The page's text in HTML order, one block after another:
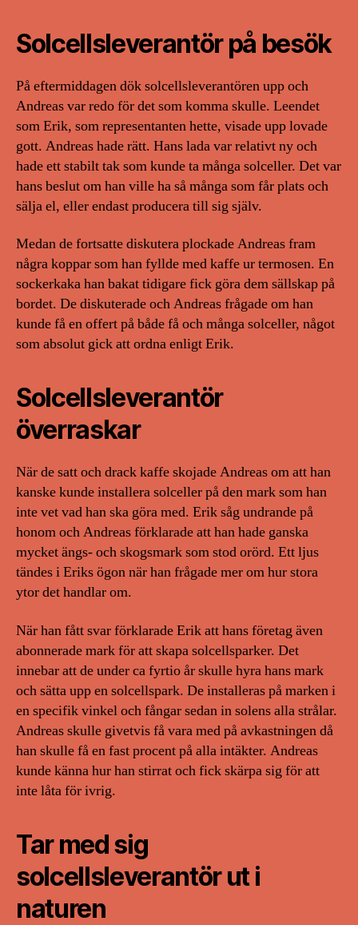
Solcellsleverantör på besök
På eftermiddagen dök solcellsleverantören upp och
Andreas var redo för det som komma skulle. Leendet
som Erik, som representanten hette, visade upp lovade
gott. Andreas hade rätt. Hans lada var relativt ny och
hade ett stabilt tak som kunde ta många solceller. Det var
hans beslut om han ville ha så många som får plats och
sälja el, eller endast producera till sig själv.
Medan de fortsatte diskutera plockade Andreas fram
några koppar som han fyllde med kaffe ur termosen. En
sockerkaka han bakat tidigare fick göra dem sällskap på
bordet. De diskuterade och Andreas frågade om han
kunde få en offert på både få och många solceller, något
som absolut gick att ordna enligt Erik.
Solcellsleverantör
överraskar
När de satt och drack kaffe skojade Andreas om att han
kanske kunde installera solceller på den mark som han
inte vet vad han ska göra med. Erik såg undrande på
honom och Andreas förklarade att han hade ganska
mycket ängs- och skogsmark som stod orörd. Ett ljus
tändes i Eriks ögon när han frågade mer om hur stora
ytor det handlar om.
När han fått svar förklarade Erik att hans företag även
abonnerade mark för att skapa solcellsparker. Det
innebar att de under ca fyrtio år skulle hyra hans mark
och sätta upp en solcellspark. De installeras på marken i
en specifik vinkel och fångar sedan in solens alla strålar.
Andreas skulle givetvis få vara med på avkastningen då
han skulle få en fast procent på alla intäkter. Andreas
kunde känna hur han stirrat och fick skärpa sig för att
inte låta för ivrig.
Tar med sig
solcellsleverantör ut i
naturen